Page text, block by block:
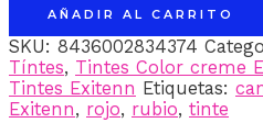
AÑADIR AL CARRITO
SKU: 8436002834374
Tíntes, Tintes Color creme
Tintes Exitenn Etiquetas:
Exitenn, rojo, rubio, tinte